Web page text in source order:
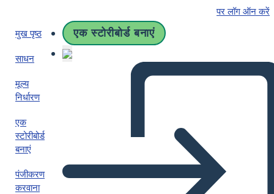
पर लॉग ऑन करें
मुख पृष्ठ
साधन
मूल्य
निर्धारण
एक
स्टोरीबोर्ड
बनाएं
पंजीकरण
करवाना
एक स्टोरीबोर्ड बनाएं